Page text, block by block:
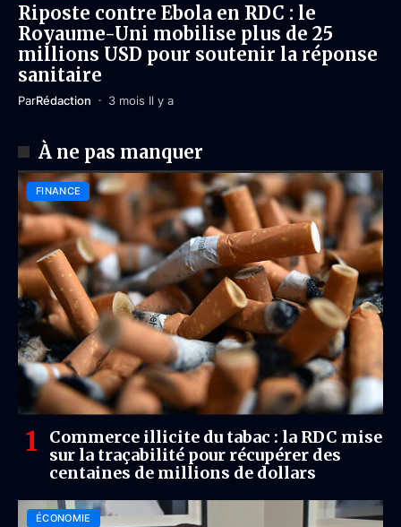
Riposte contre Ebola en RDC : le
Royaume-Uni mobilise plus de 25
millions USD pour soutenir la réponse
sanitaire
ParRédaction 3 mois Il y a
À ne pas manquer
FINANCE
Commerce illicite du tabac : la RDC mise
sur la traçabilité pour récupérer des
centaines de millions de dollars
ÉCONOMIE